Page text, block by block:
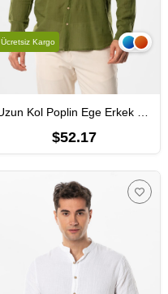
Uzun Kol Poplin Ege Erkek Yazlık Gömlek Haki Hk
$52.17
Ücretsiz Kargo